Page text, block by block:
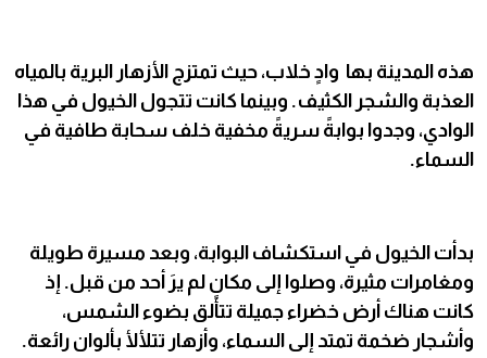
هذه المدينة بها وادٍ خلاب، حيث تمتزج الأزهار البرية بالمياه
العذبة والشجر الكثيف. وبينما كانت تتجول الخيول في هذا
الوادي، وجدوا بوابةً سريةً مخفية خلف سحابة طافية في
السماء.
بدأت الخيول في استكشاف البوابة، وبعد مسيرة طويلة
ومغامرات مثيرة، وصلوا إلى مكانٍ لم يرَ أحد من قبل. إذ
كانت هناك أرض خضراء جميلة تتألق بضوء الشمس،
وأشجار ضخمة تمتد إلى السماء، وأزهار تتلألأ بألوان رائعة.